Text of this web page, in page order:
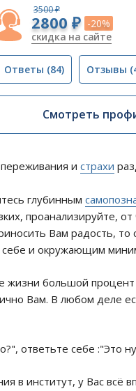
3500 ₽
2800 ₽ -20%
скидка на сайте
Ответы (84) Отзывы
Смотреть
и страхи
глубинным
проанализируйте,
Вам радость, то
и окружающим
жизни большой
Вам. В любом деле
ответьте себе :"Это
в институт, у Вас всё